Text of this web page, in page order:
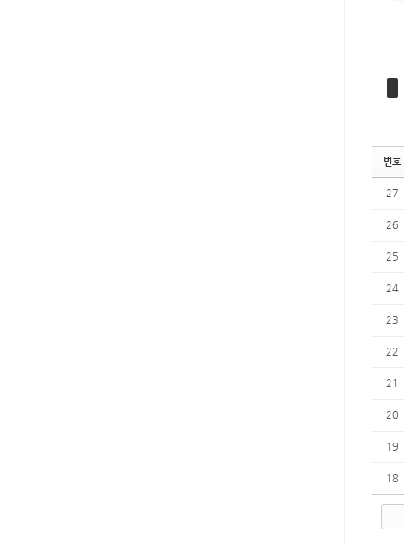
번호
27
26
25
24
23
22
21
20
19
18